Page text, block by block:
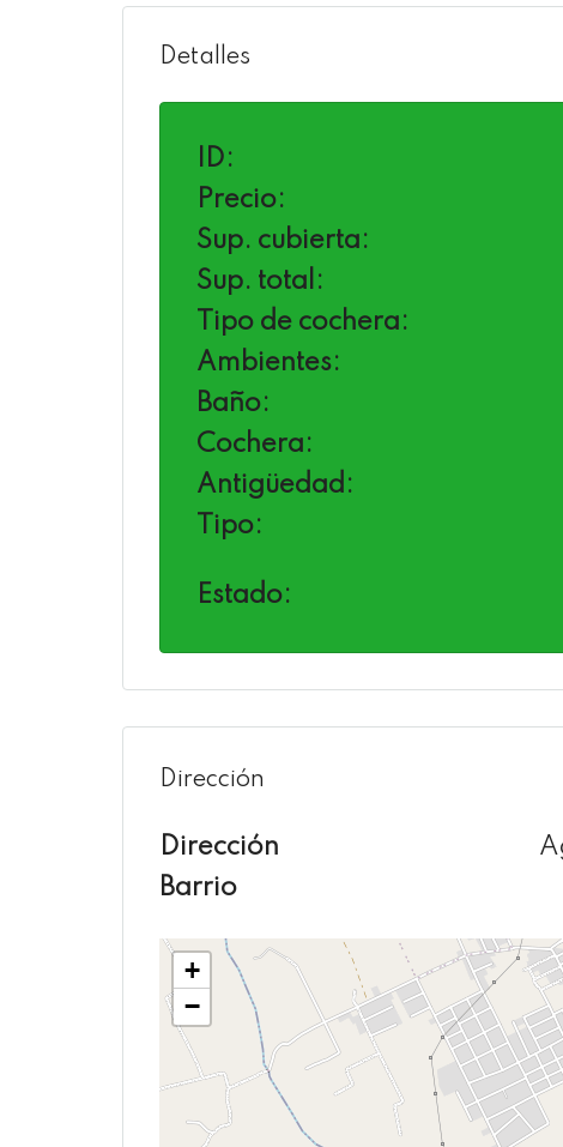
Detalles
ID:
Precio:
Sup. cubierta:
Sup. total:
Tipo de cochera:
Ambientes:
Baño:
Cochera:
Antigüedad:
Tipo:
Estado:
Dirección
Dirección
Barrio
+
−